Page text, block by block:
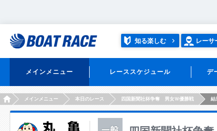
知る楽しむ レーサ
メインメニュー レーススケジュール デ
HOMEメインメニュー 本日のレース 四国新聞社杯争奪 男女Ｗ優勝戦 結